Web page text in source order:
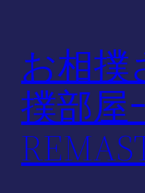
お相撲
撲部屋ｰ